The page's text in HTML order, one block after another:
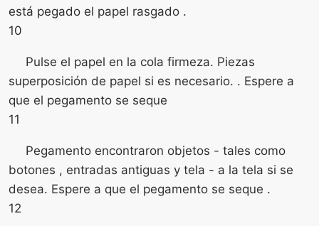
está pegado el papel rasgado .
10
Pulse el papel en la cola firmeza. Piezas
superposición de papel si es necesario. . Espere a
que el pegamento se seque
11
Pegamento encontraron objetos - tales como
botones , entradas antiguas y tela - a la tela si se
desea. Espere a que el pegamento se seque .
12